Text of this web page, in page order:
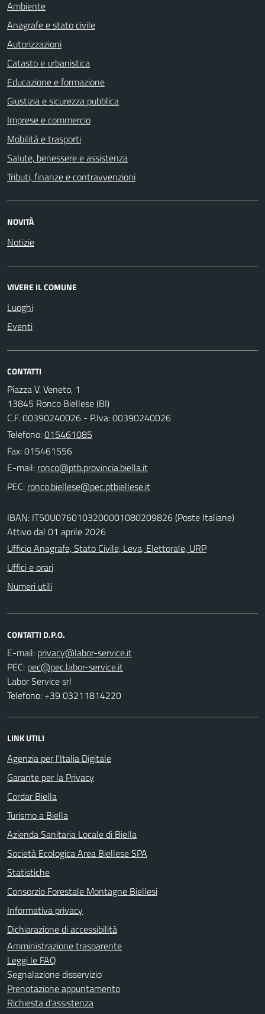
Ambiente
Anagrafe e stato civile
Autorizzazioni
Catasto e urbanistica
Educazione e formazione
Giustizia e sicurezza pubblica
Imprese e commercio
Mobilità e trasporti
Salute, benessere e assistenza
Tributi, finanze e contravvenzioni
NOVITÀ
Notizie
VIVERE IL COMUNE
Luoghi
Eventi
CONTATTI
Piazza V. Veneto, 1
13845 Ronco Biellese (BI)
C.F. 00390240026 - P.Iva: 00390240026
Telefono:015461085
Fax: 015461556
E-mail:
PEC:
IBAN: IT50U0760103200001080209826 (Poste Italiane)
Attivo dal 01 aprile 2026
Ufficio Anagrafe, Stato Civile, Leva, Elettorale, URP
Uffici e orari
Numeri utili
CONTATTI D.P.O.
E-mail:
PEC:
Labor Service srl
Telefono: +39 03211814220
LINK UTILI
Agenzia per l'Italia Digitale
Garante per la Privacy
Cordar Biella
Turismo a Biella
Azienda Sanitaria Locale di Biella
Società Ecologica Area Biellese SPA
Statistiche
Consorzio Forestale Montagne Biellesi
Informativa privacy
Dichiarazione di accessibilità
Amministrazione trasparente
Leggi le FAQ
Segnalazione disservizio
Prenotazione appuntamento
Richiesta d'assistenza